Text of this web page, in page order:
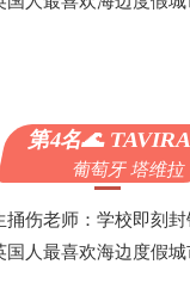
第4名🌊 TAVIRA
葡萄牙 塔维拉